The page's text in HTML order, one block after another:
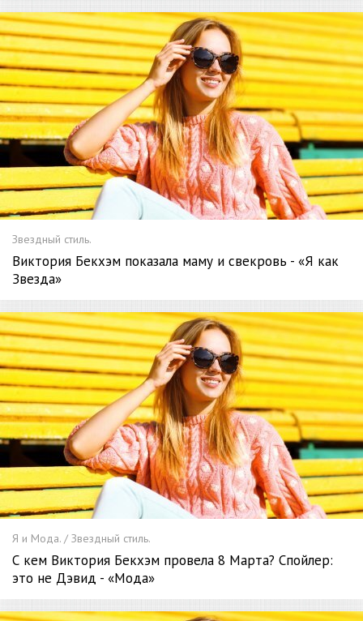
Звездный стиль.
Виктория Бекхэм показала маму и свекровь - «Я как
Звезда»
Я и Мода. / Звездный стиль.
С кем Виктория Бекхэм провела 8 Марта? Спойлер:
это не Дэвид - «Мода»